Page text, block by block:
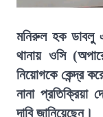
মনিরুল হক ডাবলু
থানায় ওসি
নিয়োগকে কেন্দ্র
নানা প্রতিক্রিয়া
দাবি জানিয়েছেন।